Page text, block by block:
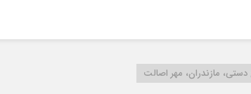
دستی، مازندران، مهر اصالت